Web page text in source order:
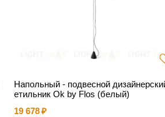
Напольный - подвесной
етильник Ok by Flos (белый)
19 678